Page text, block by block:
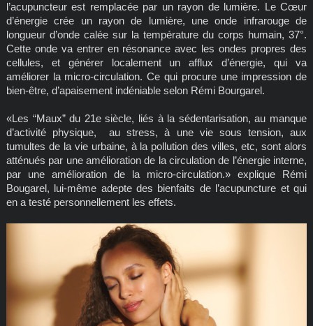
l’acupuncteur est remplacée par un rayon de lumière. Le Cœur
d’énergie crée un rayon de lumière, une onde infrarouge de
longueur d’onde calée sur la température du corps humain, 37°.
Cette onde va entrer en résonance avec les ondes propres des
cellules, et générer localement un afflux d’énergie, qui va
améliorer la micro-circulation. Ce qui procure une impression de
bien-être, d’apaisement indéniable selon Rémi Bourgarel.
«Les “Maux” du 21e siècle, liés à la sédentarisation, au manque
d’activité physique, au stress, à une vie sous tension, aux
tumultes de la vie urbaine, à la pollution des villes, etc, sont alors
atténués par une amélioration de la circulation de l’énergie interne,
par une amélioration de la micro-circulation.» explique Rémi
Bougarel, lui-même adepte des bienfaits de l’acupuncture et qui
en a testé personnellement les effets.